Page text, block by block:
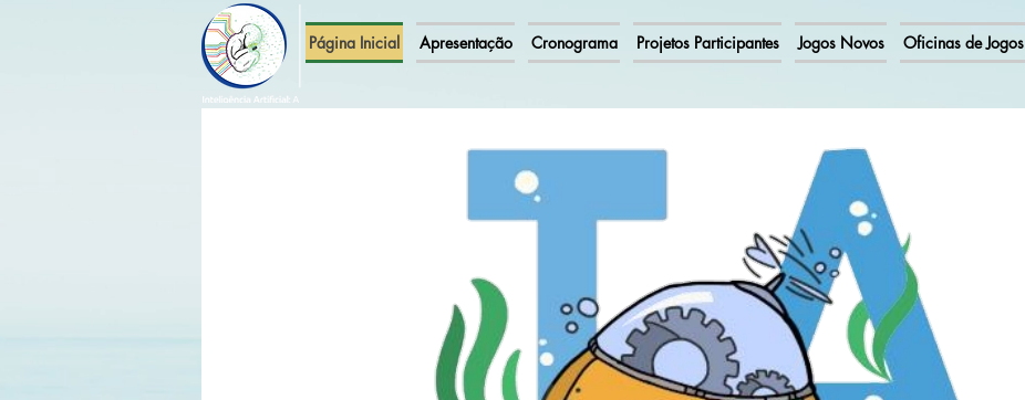
Página Inicial Apresentação Cronograma Projetos Participantes Jogos Novos Oficinas de Jogos